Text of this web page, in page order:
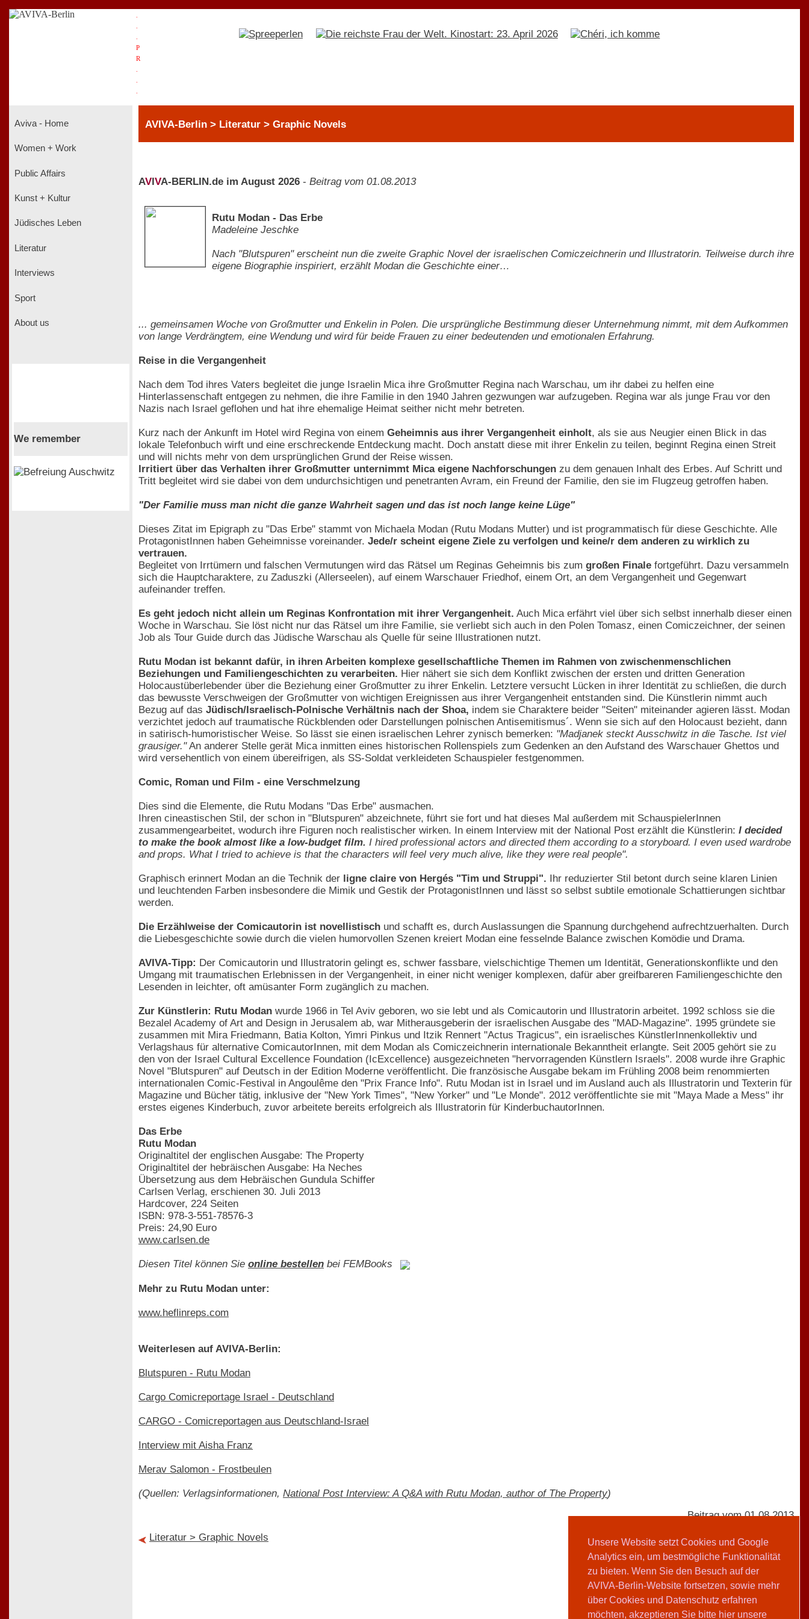
Unsere Website setzt Cookies und Google
Analytics ein, um bestmögliche Funktionalität
zu bieten. Wenn Sie den Besuch auf der
AVIVA-Berlin-Website fortsetzen, sowie mehr
über Cookies und Datenschutz erfahren
möchten, akzeptieren Sie bitte hier unsere
P
R
Aviva - Home
Women + Work
Public Affairs
Kunst + Kultur
Jüdisches Leben
Literatur
Interviews
Sport
About us
We remember
AVIVA-Berlin > Literatur > Graphic Novels
AV VA-BERLIN.de im August 2026 - Beitrag vom 01.08.2013
Rutu Modan - Das Erbe
Madeleine Jeschke
Nach "Blutspuren" erscheint nun die zweite Graphic Novel der israelischen Comiczeichnerin und Illustratorin. Teilweise durch ihre
eigene Biographie inspiriert, erzählt Modan die Geschichte einer…
... gemeinsamen Woche von Großmutter und Enkelin in Polen. Die ursprüngliche Bestimmung dieser Unternehmung nimmt, mit dem Aufkommen
von lange Verdrängtem, eine Wendung und wird für beide Frauen zu einer bedeutenden und emotionalen Erfahrung.
Reise in die Vergangenheit
Nach dem Tod ihres Vaters begleitet die junge Israelin Mica ihre Großmutter Regina nach Warschau, um ihr dabei zu helfen eine
Hinterlassenschaft entgegen zu nehmen, die ihre Familie in den 1940 Jahren gezwungen war aufzugeben. Regina war als junge Frau vor den
Nazis nach Israel geflohen und hat ihre ehemalige Heimat seither nicht mehr betreten.
Kurz nach der Ankunft im Hotel wird Regina von einem Geheimnis aus ihrer Vergangenheit einholt, als sie aus Neugier einen Blick in das
lokale Telefonbuch wirft und eine erschreckende Entdeckung macht. Doch anstatt diese mit ihrer Enkelin zu teilen, beginnt Regina einen Streit
und will nichts mehr von dem ursprünglichen Grund der Reise wissen.
Irritiert über das Verhalten ihrer Großmutter unternimmt Mica eigene Nachforschungen zu dem genauen Inhalt des Erbes. Auf Schritt und
Tritt begleitet wird sie dabei von dem undurchsichtigen und penetranten Avram, ein Freund der Familie, den sie im Flugzeug getroffen haben.
"Der Familie muss man nicht die ganze Wahrheit sagen und das ist noch lange keine Lüge"
Dieses Zitat im Epigraph zu "Das Erbe" stammt von Michaela Modan (Rutu Modans Mutter) und ist programmatisch für diese Geschichte. Alle
ProtagonistInnen haben Geheimnisse voreinander. Jede/r scheint eigene Ziele zu verfolgen und keine/r dem anderen zu wirklich zu
vertrauen.
Begleitet von Irrtümern und falschen Vermutungen wird das Rätsel um Reginas Geheimnis bis zum großen Finale fortgeführt. Dazu versammeln
sich die Hauptcharaktere, zu Zaduszki (Allerseelen), auf einem Warschauer Friedhof, einem Ort, an dem Vergangenheit und Gegenwart
aufeinander treffen.
Es geht jedoch nicht allein um Reginas Konfrontation mit ihrer Vergangenheit. Auch Mica erfährt viel über sich selbst innerhalb dieser einen
Woche in Warschau. Sie löst nicht nur das Rätsel um ihre Familie, sie verliebt sich auch in den Polen Tomasz, einen Comiczeichner, der seinen
Job als Tour Guide durch das Jüdische Warschau als Quelle für seine Illustrationen nutzt.
Rutu Modan ist bekannt dafür, in ihren Arbeiten komplexe gesellschaftliche Themen im Rahmen von zwischenmenschlichen
Beziehungen und Familiengeschichten zu verarbeiten. Hier nähert sie sich dem Konflikt zwischen der ersten und dritten Generation
Holocaustüberlebender über die Beziehung einer Großmutter zu ihrer Enkelin. Letztere versucht Lücken in ihrer Identität zu schließen, die durch
das bewusste Verschweigen der Großmutter von wichtigen Ereignissen aus ihrer Vergangenheit entstanden sind. Die Künstlerin nimmt auch
Bezug auf das Jüdisch/Israelisch-Polnische Verhältnis nach der Shoa, indem sie Charaktere beider "Seiten" miteinander agieren lässt. Modan
verzichtet jedoch auf traumatische Rückblenden oder Darstellungen polnischen Antisemitismus´. Wenn sie sich auf den Holocaust bezieht, dann
in satirisch-humoristischer Weise. So lässt sie einen israelischen Lehrer zynisch bemerken: "Madjanek steckt Ausschwitz in die Tasche. Ist viel
grausiger."An anderer Stelle gerät Mica inmitten eines historischen Rollenspiels zum Gedenken an den Aufstand des Warschauer Ghettos und
wird versehentlich von einem übereifrigen, als SS-Soldat verkleideten Schauspieler festgenommen.
Comic, Roman und Film - eine Verschmelzung
Dies sind die Elemente, die Rutu Modans "Das Erbe" ausmachen.
Ihren cineastischen Stil, der schon in "Blutspuren" abzeichnete, führt sie fort und hat dieses Mal außerdem mit SchauspielerInnen
zusammengearbeitet, wodurch ihre Figuren noch realistischer wirken. In einem Interview mit der National Post erzählt die Künstlerin: I decided
to make the book almost like a low-budget film. I hired professional actors and directed them according to a storyboard. I even used wardrobe
and props. What I tried to achieve is that the characters will feel very much alive, like they were real people".
Graphisch erinnert Modan an die Technik der ligne claire von Hergés "Tim und Struppi". Ihr reduzierter Stil betont durch seine klaren Linien
und leuchtenden Farben insbesondere die Mimik und Gestik der ProtagonistInnen und lässt so selbst subtile emotionale Schattierungen sichtbar
werden.
Die Erzählweise der Comicautorin ist novellistisch und schafft es, durch Auslassungen die Spannung durchgehend aufrechtzuerhalten. Durch
die Liebesgeschichte sowie durch die vielen humorvollen Szenen kreiert Modan eine fesselnde Balance zwischen Komödie und Drama.
AVIVA-Tipp: Der Comicautorin und Illustratorin gelingt es, schwer fassbare, vielschichtige Themen um Identität, Generationskonflikte und den
Umgang mit traumatischen Erlebnissen in der Vergangenheit, in einer nicht weniger komplexen, dafür aber greifbareren Familiengeschichte den
Lesenden in leichter, oft amüsanter Form zugänglich zu machen.
Zur Künstlerin: Rutu Modan wurde 1966 in Tel Aviv geboren, wo sie lebt und als Comicautorin und Illustratorin arbeitet. 1992 schloss sie die
Bezalel Academy of Art and Design in Jerusalem ab, war Mitherausgeberin der israelischen Ausgabe des "MAD-Magazine". 1995 gründete sie
zusammen mit Mira Friedmann, Batia Kolton, Yimri Pinkus und Itzik Rennert "Actus Tragicus", ein israelisches KünstlerInnenkollektiv und
Verlagshaus für alternative ComicautorInnen, mit dem Modan als Comiczeichnerin internationale Bekanntheit erlangte. Seit 2005 gehört sie zu
den von der Israel Cultural Excellence Foundation (IcExcellence) ausgezeichneten "hervorragenden Künstlern Israels". 2008 wurde ihre Graphic
Novel "Blutspuren" auf Deutsch in der Edition Moderne veröffentlicht. Die französische Ausgabe bekam im Frühling 2008 beim renommierten
internationalen Comic-Festival in Angoulême den "Prix France Info". Rutu Modan ist in Israel und im Ausland auch als Illustratorin und Texterin für
Magazine und Bücher tätig, inklusive der "New York Times", "New Yorker" und "Le Monde". 2012 veröffentlichte sie mit "Maya Made a Mess" ihr
erstes eigenes Kinderbuch, zuvor arbeitete bereits erfolgreich als Illustratorin für KinderbuchautorInnen.
Das Erbe
Rutu Modan
Originaltitel der englischen Ausgabe: The Property
Originaltitel der hebräischen Ausgabe: Ha Neches
Übersetzung aus dem Hebräischen Gundula Schiffer
Carlsen Verlag, erschienen 30. Juli 2013
Hardcover, 224 Seiten
ISBN: 978-3-551-78576-3
Preis: 24,90 Euro
www.carlsen.de
Diesen Titel können Sie online bestellen bei FEMBooks
Mehr zu Rutu Modan unter:
www.heflinreps.com
Weiterlesen auf AVIVA-Berlin:
Blutspuren - Rutu Modan
Cargo Comicreportage Israel - Deutschland
CARGO - Comicreportagen aus Deutschland-Israel
Interview mit Aisha Franz
Merav Salomon - Frostbeulen
(Quellen: Verlagsinformationen, National Post Interview: A Q&A with Rutu Modan, author of The Property)
Literatur > Graphic Novels
Beitrag vom 01.08.2013
AVIVA-Redaktion
Teilen